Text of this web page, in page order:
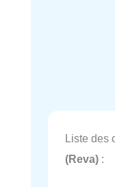
Liste des
(Reva) :